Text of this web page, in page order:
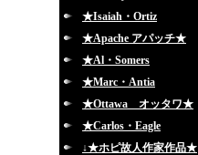
★Isaiah・Ortiz
★Apache アパッチ★
★Al・Somers
★Marc・Antia
★Ottawa オッタワ★
★Carlos・Eagle
↓★ホピ故人作家作品★